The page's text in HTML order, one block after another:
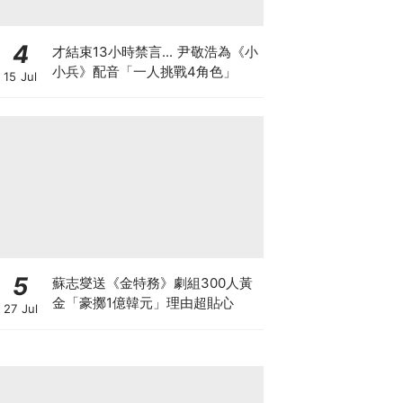
4
15 Jul
才結束13小時禁言... 尹敬浩為《小
小兵》配音「一人挑戰4角色」
5
27 Jul
蘇志燮送《金特務》劇組300人黃
金「豪擲1億韓元」理由超貼心